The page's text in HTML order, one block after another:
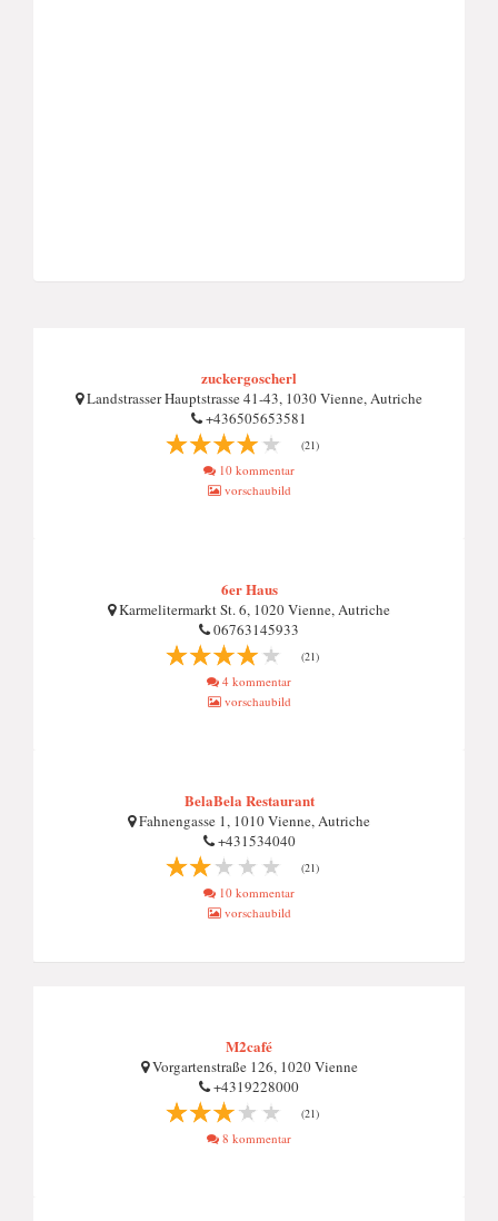
zuckergoscherl
Landstrasser Hauptstrasse 41-43, 1030 Vienne, Autriche
+436505653581
(21)
10 kommentar
vorschaubild
6er Haus
Karmelitermarkt St. 6, 1020 Vienne, Autriche
06763145933
(21)
4 kommentar
vorschaubild
BelaBela Restaurant
Fahnengasse 1, 1010 Vienne, Autriche
+431534040
(21)
10 kommentar
vorschaubild
M2café
Vorgartenstraße 126, 1020 Vienne
+4319228000
(21)
8 kommentar